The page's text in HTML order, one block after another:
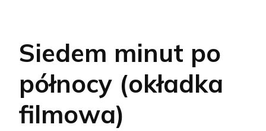
Siedem minut po
północy (okładka
filmowa)